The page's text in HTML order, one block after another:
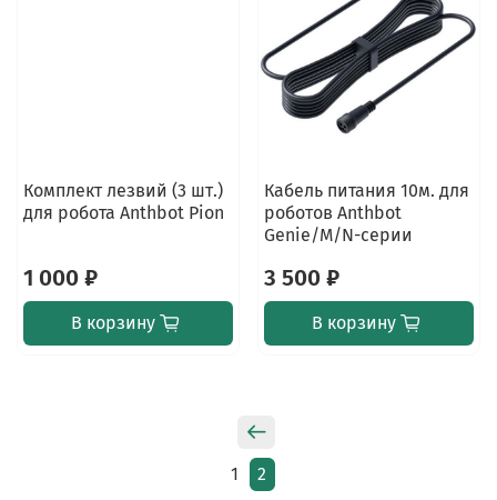
Комплект лезвий (3 шт.)
для робота Anthbot Pion
1 000 ₽
В корзину
Кабель питания 10м. для
роботов Anthbot
Genie/M/N-серии
3 500 ₽
В корзину
1 2